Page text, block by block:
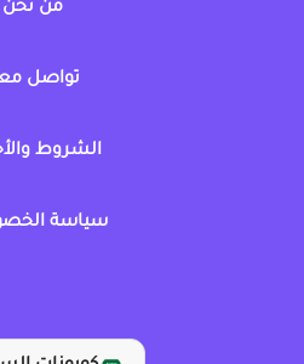
من نحن
تواصل
الشروط
سياسة